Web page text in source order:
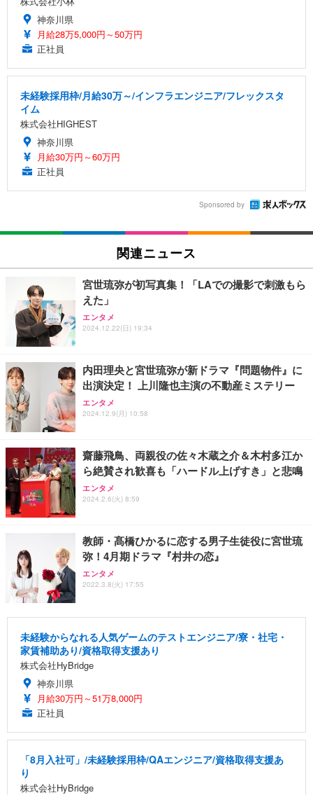
神奈川県
月給28万5,000円～50万円
正社員
未経験採用枠/月給30万～/インフラエンジニア/フレックスタ
イム
株式会社HIGHEST
神奈川県
月給30万円～60万円
正社員
Sponsored by
関連ニュース
宮世琉弥が初写真集！「LAでの撮影で刺激もら
えた」
エンタメ
2024.12.22(日) 19:34
内田理央と宮世琉弥が新ドラマ『問題物件』に
出演決定！ 上川隆也主演の不動産ミステリー
エンタメ
2024.12.9(月) 10:58
齋藤飛鳥、両親役の佐々木蔵之介＆木村多江か
ら絶賛され歓喜も「ハードル上げすき」と悲鳴
エンタメ
2024.2.6(火) 8:59
教師・髙橋ひかるに恋する男子生徒役に宮世琉
弥！4月期ドラマ『村井の恋』
エンタメ
2022.3.8(火) 17:55
未経験からなれる人気ゲームのテストエンジニア/寮・社宅・
家賃補助あり/資格取得支援あり
株式会社HyBridge
神奈川県
月給30万円～51万8,000円
正社員
「8月入社可」/未経験採用枠/QAエンジニア/資格取得支援あ
り
株式会社HyBridge